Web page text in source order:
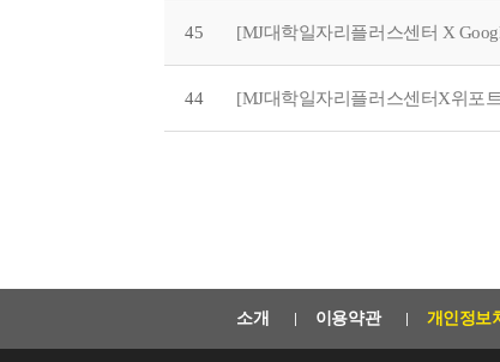
45 [MJ대학일자리플러스센터 X
44
소개 이용약관 개인정보